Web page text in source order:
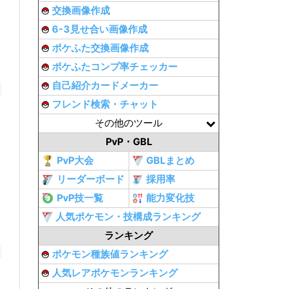
交換画像作成
6-3見せ合い画像作成
ポケふた交換画像作成
ポケふたコンプ率チェッカー
自己紹介カードメーカー
フレンド検索・チャット
その他のツール
PvP・GBL
PvP大会
GBLまとめ
リーダーボード
採用率
PvP技一覧
能力変化技
人気ポケモン・技構成ランキング
ランキング
ポケモン種族値ランキング
人気レアポケモンランキング